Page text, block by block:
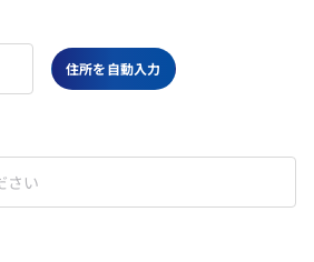
住所を自動入力